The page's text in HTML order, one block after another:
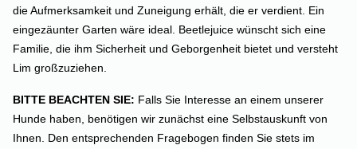
die Aufmerksamkeit und Zuneigung erhält, die er verdient. Ein
eingezäunter Garten wäre ideal. Beetlejuice wünscht sich eine
Familie, die ihm Sicherheit und Geborgenheit bietet und versteht
Lim großzuziehen.
BITTE BEACHTEN SIE: Falls Sie Interesse an einem unserer
Hunde haben, benötigen wir zunächst eine Selbstauskunft von
Ihnen. Den entsprechenden Fragebogen finden Sie stets im